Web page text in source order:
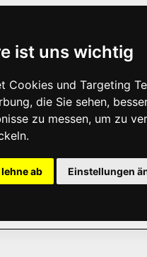
ist uns wichtig
Cookies und Targeting
die Sie sehen,
zu messen, um zu
ab Einstellungen